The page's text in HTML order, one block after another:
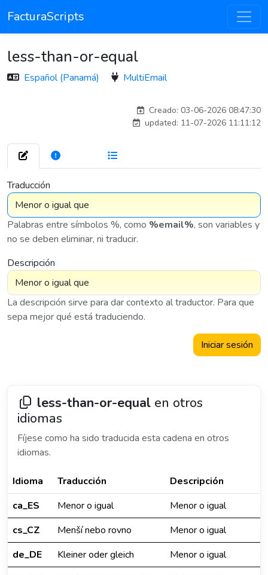
FacturaScripts
less-than-or-equal
Español (Panamá) MultiEmail
Creado: 03-06-2026 08:47:30
updated: 11-07-2026 11:11:12
Traducción
Palabras entre símbolos %, como %email%, son variables y
no se deben eliminar, ni traducir.
Descripción
La descripción sirve para dar contexto al traductor. Para que
sepa mejor qué está traduciendo.
Iniciar sesión
less-than-or-equal en otros
idiomas
Fíjese como ha sido traducida esta cadena en otros
idiomas.
Idioma Traducción
Descripción
ca_ES
Menor o igual
Menor o igual
cs_CZ
Menší nebo rovno
Menor o igual
de_DE
Kleiner oder gleich
Menor o igual